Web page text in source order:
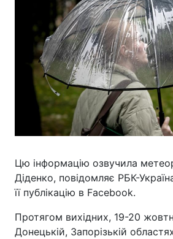
Цю інформацію озвучила
Діденко, повідомляє РБК-
її публікацію в Facebook.
Протягом вихідних, 19-20
Донецькій, Запорізькій